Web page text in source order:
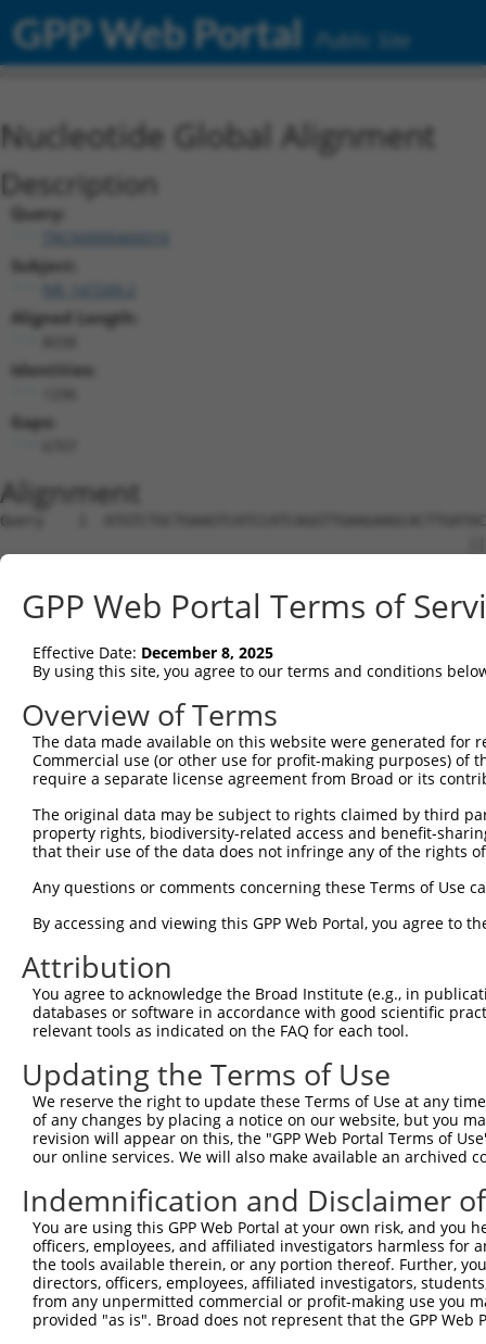
GPP Web Portal Public Site
Nucleotide Global Alignment
Description
Query:
TRCN0000466010
Subject:
Aligned Length:
Identities:
Gaps:
Alignment
Query    1  ATGTCTGCTGAAGTCATCCATCAGGTTGAAGAAGCACTTGATACAGATG----AGAAGGAGATGCTGCTCTTTT  70
                                                      |||.|.|    ||.||||.|            
Sbjct    1  ------------------------------------------ACACAAGCCATAGCAGGAAA------------  20

Query   71  TGTGCCGGGATGTTGC-----TATAGATGTGGTTC-CACCTAATGTCAGGGACCTTCTGGATATTTTACGGGAA  138
                |.|.||..||||     .|..||.|.|  || ||.||||   .||||| ||.|.|||          |..
Sbjct   21  ----CAGCGAGCTTGCAGCCTCACCGACGAG--TCTCAACTAA---AAGGGA-CTCCCGGA----------GCT  74

Query  139  AGAGGTAAGCTGTCTGTCGGGGACTTGGCTGAACTGCTCTACAGAGTGA-----GGCGATTTGAC---------  198
            ||.|||            |||||||.|||       ||| |||.|||||     |||.|||.|||         
Sbjct   75  AGGGGT------------GGGGACTCGGC-------CTC-ACACAGTGAGTGCCGGCTATTGGACTTTTGTCCA  128

Query  199  ----CTGCTCAAACGTATCTTGAAGATGGAC----AGAAAAGCTGT-GGAGA----------------------  241
                |.|||.|.||        ||.|.||||    .||..||.||| |||||                      
Sbjct  129  GTGACAGCTGAGAC--------AACAAGGACCACGGGAGGAGGTGTAGGAGAGAAGCGCCGCGAACAGCGATCG  194

Query  242  CCCA---------CCTGCT--CAGGAAC--------------CCT-CACCTTG-------TTTC----------  272
            ||||         || |||  ||||  |              ||| ||.||||       .|||          
Sbjct  195  CCCAGCACCAAGTCC-GCTTCCAGG--CTTTCGGTTTCTTTGCCTCCATCTTGGGTGCGCCTTCCCGGCGTCTA  265

Query  273  ------------------------------------------------GGACTATAGAGTGCTGATGGCAGAGA  298
                                                            ||||    ||||||||||||||||||
Sbjct  266  GGGGAGCGAAGGCTGAGGTGGCAGCGGCAGGAGAGTCCGGCCGCGACAGGAC----GAGTGCTGATGGCAGAGA  335

Query  299  TTGGTGAGGATTTGGATAAATCTGATGTGTCCTCATTAATTTTCCTCATGAAGGATTACATGGGCCGAGGCAAG  372
            ||||||||||||||||||||||||||||||||||||||||||||||||||||||||||||||||||||||||||
Sbjct  336  TTGGTGAGGATTTGGATAAATCTGATGTGTCCTCATTAATTTTCCTCATGAAGGATTACATGGGCCGAGGCAAG  409

Query  373  ATAAGCAAGGAGAAGAGTTTCTTGGACCTTGTGGTTGAGTTGGAGAAACTAAATCTGGTTGCCCCAGATCAACT  446
            ||||||||||||||||||||||||||||||||||||||||||||||||||||||||||||||||||||||||||
Sbjct  410  ATAAGCAAGGAGAAGAGTTTCTTGGACCTTGTGGTTGAGTTGGAGAAACTAAATCTGGTTGCCCCAGATCAACT  483

Query  447  GGATTTATTAGAAAAATGCCTAAAGAACATCCACAGAATAGACCTGAAGACAAAAATCCAGAAGTACAAGCAGT  520
            ||||||||||||||||||||||||||||||||||||||||||||||||||||||||||||||||||||||||||
Sbjct  484  GGATTTATTAGAAAAATGCCTAAAGAACATCCACAGAATAGACCTGAAGACAAAAATCCAGAAGTACAAGCAGT  557

Query  521  CTGTTCAAGGAGCAGGGACAAGTTACAGGAATGTTCTCCAAGCAGCAATCCAAAAGAGTCTCAAGGATCCTTCA  594
            ||||||||||||||||||||||||||||||||||||||||||||||||||||||||||||||||||||||||||
Sbjct  558  CTGTTCAAGGAGCAGGGACAAGTTACAGGAATGTTCTCCAAGCAGCAATCCAAAAGAGTCTCAAGGATCCTTCA  631

Query  595  AATAACTTCAGGCTCCATAATGGGAGAAGTAAAGAACAAAGACTTAAGGAACAGCTTGGCGCTCAACAAGAACC  668
            ||||||||||||||||||||||||||||||||||||||||||||||||||||||||||||||||||||||||||
Sbjct  632  AATAACTTCAGGCTCCATAATGGGAGAAGTAAAGAACAAAGACTTAAGGAACAGCTTGGCGCTCAACAAGAACC  705

Query  669  AGTGAAGAAATCCATTCAGGAATCAGAAGCTTTTTTGCCTCAGAGCATACCTGAAGAGAGATACAAGATGAAGA  742
            ||||||||||||||||||||||||||||||||||||||||||||||||||||||||||||||||||||||||||
Sbjct  706  AGTGAAGAAATCCATTCAGGAATCAGAAGCTTTTTTGCCTCAGAGCATACCTGAAGAGAGATACAAGATGAAGA  779

Query  743  GCAAGCCCCTAGGAATCTGCCTGATAATCGATTGCATTGGCAATGAGACAGAGCTTCTTCGAGACACCTTCACT  816
            ||||||||||||||||||||||||||||||||||||||||||||||||||||||||||||||||||||||||||
Sbjct  780  GCAAGCCCCTAGGAATCTGCCTGATAATCGATTGCATTGGCAATGAGACAGAGCTTCTTCGAGACACCTTCACT  853

Query  817  TCCCTGGGCTATGAAGTCCAGAAATTCTTGCATCTCAGTATGCATGGTATATCCCAGATTCTTGGCCAATTTGC  890
            ||||||||||||||||||||||||||||||||||||||||||||||||||||||||||||||||||||||||||
Sbjct  854  TCCCTGGGCTATGAAGTCCAGAAATTCTTGCATCTCAGTATGCATGGTATATCCCAGATTCTTGGCCAATTTGC  927

Query  891  CTGTATGCCCGAGCACCGAGACTACGACAGCTTTGTGTGTGTCCTGGTGAGCCGAGGAGGCTCCCAGAGTGTGT  964
            ||||||||||||||||||||||||||||||||||||||||||||||||||||||||||||||||||||||||||
Sbjct  928  CTGTATGCCCGAGCACCGAGACTACGACAGCTTTGTGTGTGTCCTGGTGAGCCGAGGAGGCTCCCAGAGTGTGT  1001

Query  965  ATGGTGTGGATCAGACTCACTCAGGGCTCCCCCTGCATCACATCAGGAGGATGTTCATGGGAGATTCATGCCCT  1038
            ||||||||||||||||||||||||||||||||||||||||||||||||||||||||||||||||||||||||||
Sbjct 1002  ATGGTGTGGATCAGACTCACTCAGGGCTCCCCCTGCATCACATCAGGAGGATGTTCATGGGAGATTCATGCCCT  1075

Query 1039  TATCTAGCAGGGAAGCCAAAGATGTTTTTTATTCAGAACTATGTGGTGTCAGAGGGCCAGCTGGAGGACAGCAG  1112
            ||||||||||||||||||||||||||||||||||||||||||||||||||||||||||||||||||||||||||
Sbjct 1076  TATCTAGCAGGGAAGCCAAAGATGTTTTTTATTCAGAACTATGTGGTGTCAGAGGGCCAGCTGGAGGACAGCAG  1149

Query 1113  CCTCTTGGAGGTGGATGGGCCAGCGATGAAGAATGTGGAATTCAAGGCTCAGAAGCGAGGGCTGTGCACAGTTC  1186
            ||||||||||||||||||||||||||||||||||||||||||||||||||||||||||||||||||||||||||
Sbjct 1150  CCTCTTGGAGGTGGATGGGCCAGCGATGAAGAATGTGGAATTCAAGGCTCAGAAGCGAGGGCTGTGCACAGTTC  1223

Query 1187  ACCGAGAAGCTGACTTCTTCTGGAGCCTGTGTACTGCGGACATGTCCCTGCTGGAGCAGTCTCACAGCTCACCA  1260
            ||||||||||||||||||||||||||||||||||||||||||||||||||||||||||||||||||||||||||
Sbjct 1224  ACCGAGAAGCTGACTTCTTCTGGAGCCTGTGTACTGCGGACATGTCCCTGCTGGAGCAGTCTCACAGCTCACCA  1297

Query 1261  TCCCTGTACCTGCAGTGCCTCTCCCAGAAACTGAGACAAGAA--------------------------------  1302
            ||||||||||||||||||||||||||||||||||||||||||                                
Sbjct 1298  TCCCTGTACCTGCAGTGCCTCTCCCAGAAACTGAGACAAGAAAGGGGGACAATTCCCGGAAGTGGAATTACAGA  1371

Query 1303  --------------------------------------------------------------------------  1302
                                                                                      
Sbjct 1372  GTCAAAGGACATGCATTTTTCAAGCCTCGGATGCATCTTACTAGATGTCCTATAGGATGGTCATATCAGCTTTA  1445
GPP Web Portal Terms of
Effective Date: December 8, 2025
By using this site, you agree to our terms and conditions
Overview of Terms
The data made available on this website were generated
Commercial use (or other use for profit-making purposes) of
require a separate license agreement from Broad or its
The original data may be subject to rights claimed by third
property rights, biodiversity-related access and benefit-
that their use of the data does not infringe any of the rights
Any questions or comments concerning these Terms of Use
By accessing and viewing this GPP Web Portal, you agree to
Attribution
You agree to acknowledge the Broad Institute (e.g., in
databases or software in accordance with good scientific
relevant tools as indicated on the FAQ for each tool.
Updating the Terms of Use
We reserve the right to update these Terms of Use at any
of any changes by placing a notice on our website, but you
revision will appear on this, the "GPP Web Portal Terms of
our online services. We will also make available an archived
Indemnification and Disclaimer
You are using this GPP Web Portal at your own risk, and
officers, employees, and affiliated investigators harmless for
the tools available therein, or any portion thereof. Further,
directors, officers, employees, affiliated investigators,
from any unpermitted commercial or profit-making use you
provided "as is". Broad does not represent that the GPP